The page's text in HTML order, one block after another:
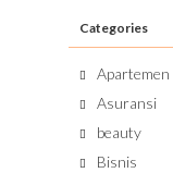
Categories
Apartemen
Asuransi
beauty
Bisnis